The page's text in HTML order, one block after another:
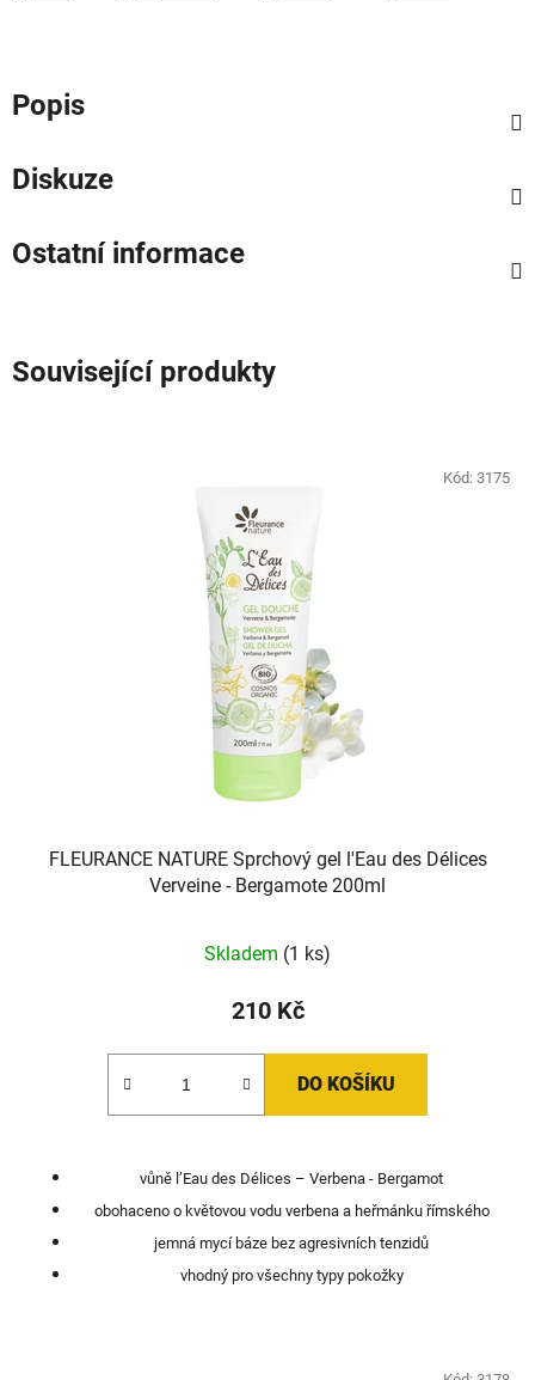
Popis
Diskuze
Ostatní informace
Související produkty
FLEURANCE NATURE Sprchový gel l'Eau des Délices
Verveine - Bergamote 200ml
Skladem (1 ks)
210 Kč
DO KOŠÍKU
vůně l’Eau des Délices – Verbena - Bergamot
obohaceno o květovou vodu verbena a heřmánku římského
jemná mycí báze bez agresivních tenzidů
vhodný pro všechny typy pokožky
Kód: 3175